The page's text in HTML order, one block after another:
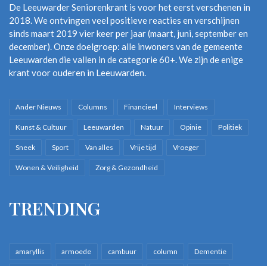
De Leeuwarder Seniorenkrant is voor het eerst verschenen in
2018. We ontvingen veel positieve reacties en verschijnen
sinds maart 2019 vier keer per jaar (maart, juni, september en
december). Onze doelgroep: alle inwoners van de gemeente
Leeuwarden die vallen in de categorie 60+. We zijn de enige
krant voor ouderen in Leeuwarden.
Ander Nieuws Columns Financieel Interviews
Kunst & Cultuur Leeuwarden Natuur Opinie Politiek
Sneek Sport Van alles Vrije tijd Vroeger
Wonen & Veiligheid Zorg & Gezondheid
TRENDING
amaryllis armoede cambuur column Dementie